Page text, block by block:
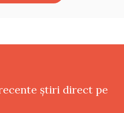
știri direct pe